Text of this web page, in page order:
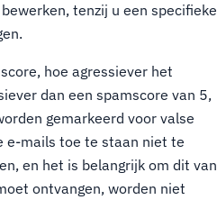
tenzij u een specifieke
hoe agressiever het
dan een spamscore van 5,
gemarkeerd voor valse
e-mails toe te staan niet te
en het is belangrijk om dit van
ontvangen, worden niet